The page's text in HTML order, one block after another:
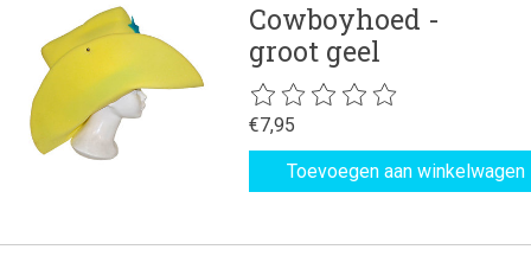
Cowboyhoed -
groot geel
De beoordeling van dit product is
€7,95
Toevoegen aan winkelwagen